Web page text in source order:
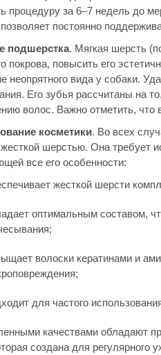
процедуру за 6–7 недель до
постоянно
подшерстка. Мягкая шерсть
покрова, повысить его
неопрятного вида у собаки.
Его зубья рассчитаны на
волос. Важно отметить, что
косметики. Во всех
шерстью. Она требует
все его особенности:
жесткой шерсти
оптимальным составом,
волоски кератинами и
для частого
качествами обладают
создана для